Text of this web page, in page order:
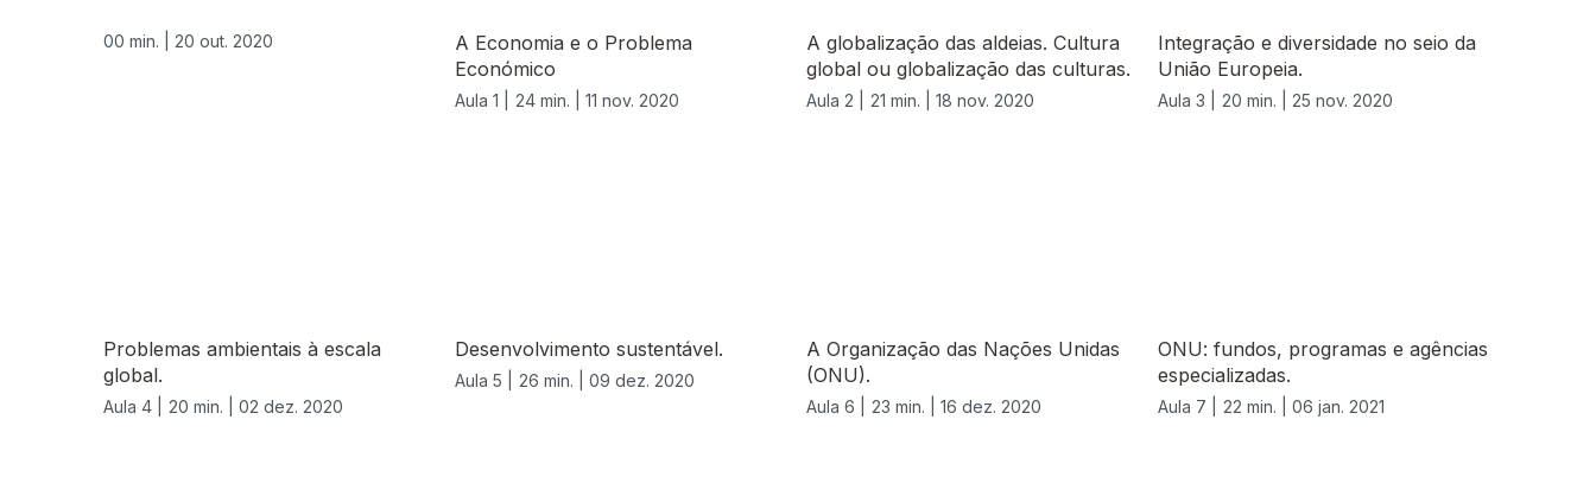
00 min. | 20 out. 2020
A Economia e o Problema
Económico
Aula 1 | 24 min. | 11 nov. 2020
A globalização das aldeias. Cultura
global ou globalização das culturas.
Aula 2 | 21 min. | 18 nov. 2020
Integração e diversidade no seio da
União Europeia.
Aula 3 | 20 min. | 25 nov. 2020
Problemas ambientais à escala
global.
Aula 4 | 20 min. | 02 dez. 2020
Desenvolvimento sustentável.
Aula 5 | 26 min. | 09 dez. 2020
A Organização das Nações Unidas
(ONU).
Aula 6 | 23 min. | 16 dez. 2020
ONU: fundos, programas e agências
especializadas.
Aula 7 | 22 min. | 06 jan. 2021